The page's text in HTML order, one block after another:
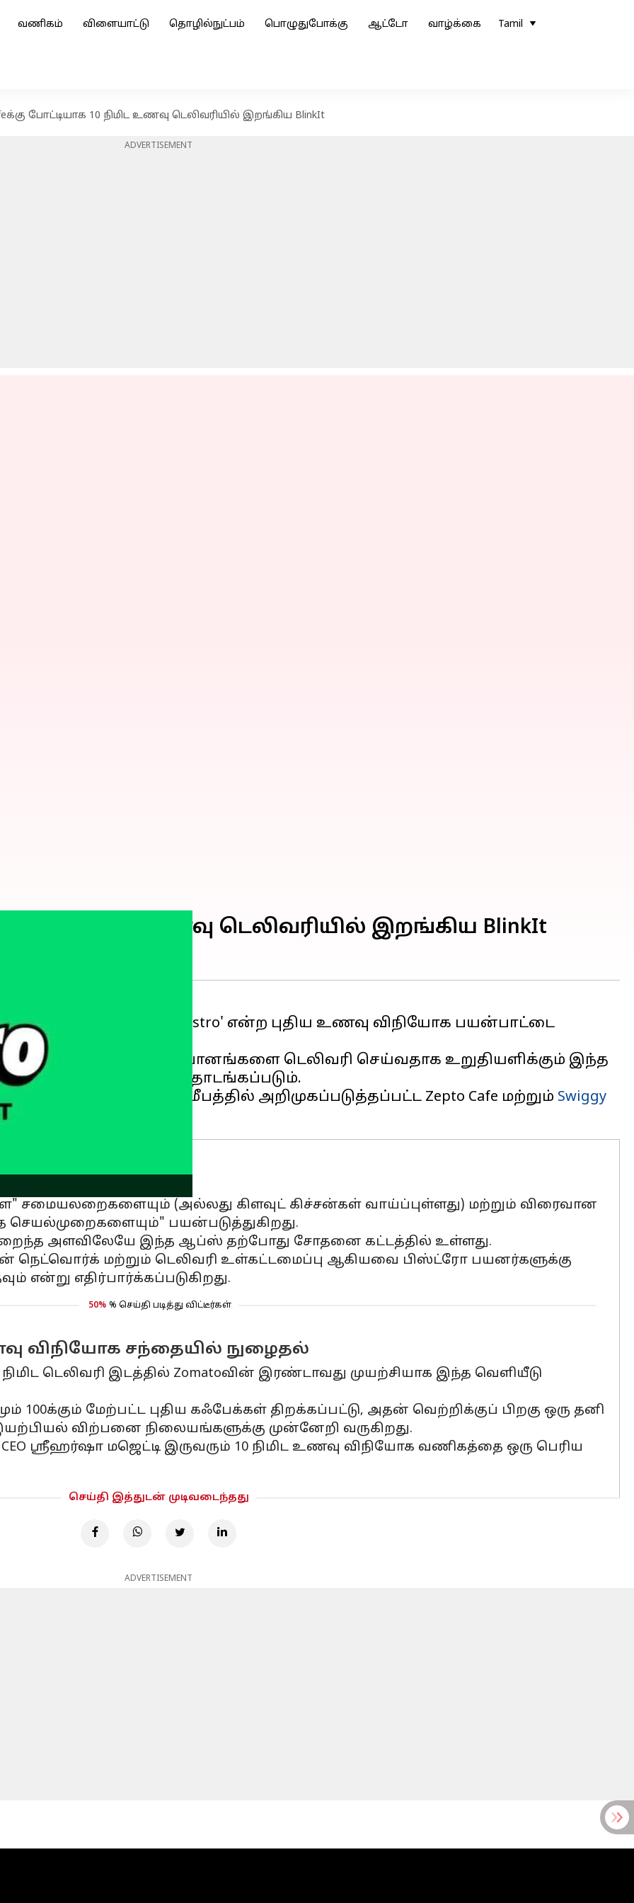
வணிகம் விளையாட்டு தொழில்நுட்பம் பொழுதுபோக்கு ஆட்டோ வாழ்க்கை Tamil
போட்டியாக 10 நிமிட உணவு டெலிவரியில் இறங்கிய BlinkIt
ADVERTISEMENT
10 நிமிட உணவு டெலிவரியில் இறங்கிய BlinkIt
நிறுவனமான Blinkit, 'Bistro' என்ற புதிய உணவு விநியோக பயன்பாட்டை
உணவுகள் மற்றும் பானங்களை டெலிவரி செய்வதாக உறுதியளிக்கும் இந்த
விரைவில் iOS இல் தொடங்கப்படும்.
விநியோகப் பிரிவில் சமீபத்தில் அறிமுகப்படுத்தப்பட்ட Zepto Cafe மற்றும் Swiggy
சமையலறைகளையும் (அல்லது கிளவுட் கிச்சன்கள் வாய்ப்புள்ளது) மற்றும் விரைவான
பயன்படுத்துகிறது.
குறைந்த அளவிலேயே இந்த ஆப்ஸ் தற்போது சோதனை கட்டத்தில் உள்ளது.
நெட்வொர்க் மற்றும் டெலிவரி உள்கட்டமைப்பு ஆகியவை பிஸ்ட்ரோ பயனர்களுக்கு
என்று எதிர்பார்க்கப்படுகிறது.
50% % செய்தி படித்து விட்டீர்கள்
விநியோக சந்தையில் நுழைதல்
டெலிவரி இடத்தில் Zomatoவின் இரண்டாவது முயற்சியாக இந்த வெளியீடு
100க்கும் மேற்பட்ட புதிய கஃபேக்கள் திறக்கப்பட்டு, அதன் வெற்றிக்குப் பிறகு ஒரு தனி
விற்பனை நிலையங்களுக்கு முன்னேறி வருகிறது.
CEO ஸ்ரீஹர்ஷா மஜெட்டி இருவரும் 10 நிமிட உணவு விநியோக வணிகத்தை ஒரு பெரிய
செய்தி இத்துடன் முடிவடைந்தது
ADVERTISEMENT